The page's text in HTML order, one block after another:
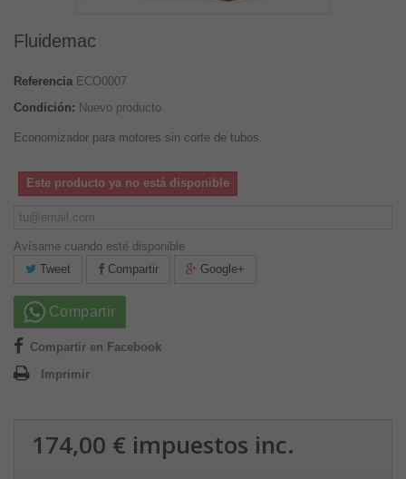
Fluidemac
Referencia ECO0007
Condición: Nuevo producto
Economizador para motores sin corte de tubos.
Este producto ya no está disponible
Avísame cuando esté disponible
Tweet
Compartir Google+
Compartir
Compartir en Facebook
Imprimir
174,00 € impuestos inc.